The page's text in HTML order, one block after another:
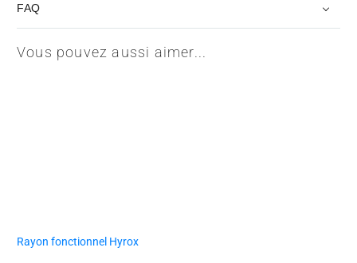
FAQ
Vous pouvez aussi aimer...
Rayon fonctionnel Hyrox